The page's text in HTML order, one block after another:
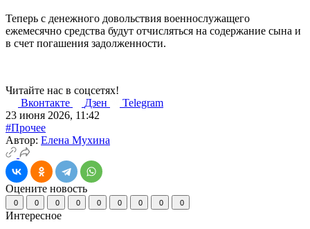
Теперь с денежного довольствия военнослужащего
ежемесячно средства будут отчисляться на содержание сына и
в счет погашения задолженности.
Читайте нас в соцсетях!
Вконтакте
Дзен
Telegram
23 июня 2026, 11:42
#Прочее
Автор: Елена Мухина
Оцените новость
0 0 0 0 0 0 0 0 0
Интересное